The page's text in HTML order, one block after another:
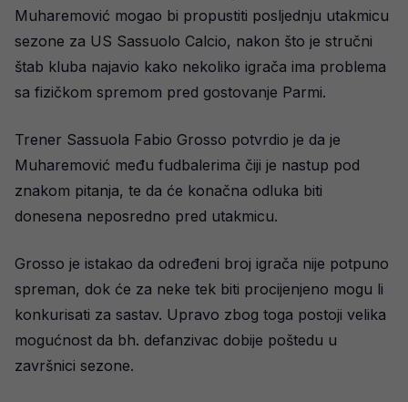
Muharemović mogao bi propustiti posljednju utakmicu
sezone za US Sassuolo Calcio, nakon što je stručni
štab kluba najavio kako nekoliko igrača ima problema
sa fizičkom spremom pred gostovanje Parmi.
Trener Sassuola Fabio Grosso potvrdio je da je
Muharemović među fudbalerima čiji je nastup pod
znakom pitanja, te da će konačna odluka biti
donesena neposredno pred utakmicu.
Grosso je istakao da određeni broj igrača nije potpuno
spreman, dok će za neke tek biti procijenjeno mogu li
konkurisati za sastav. Upravo zbog toga postoji velika
mogućnost da bh. defanzivac dobije poštedu u
završnici sezone.